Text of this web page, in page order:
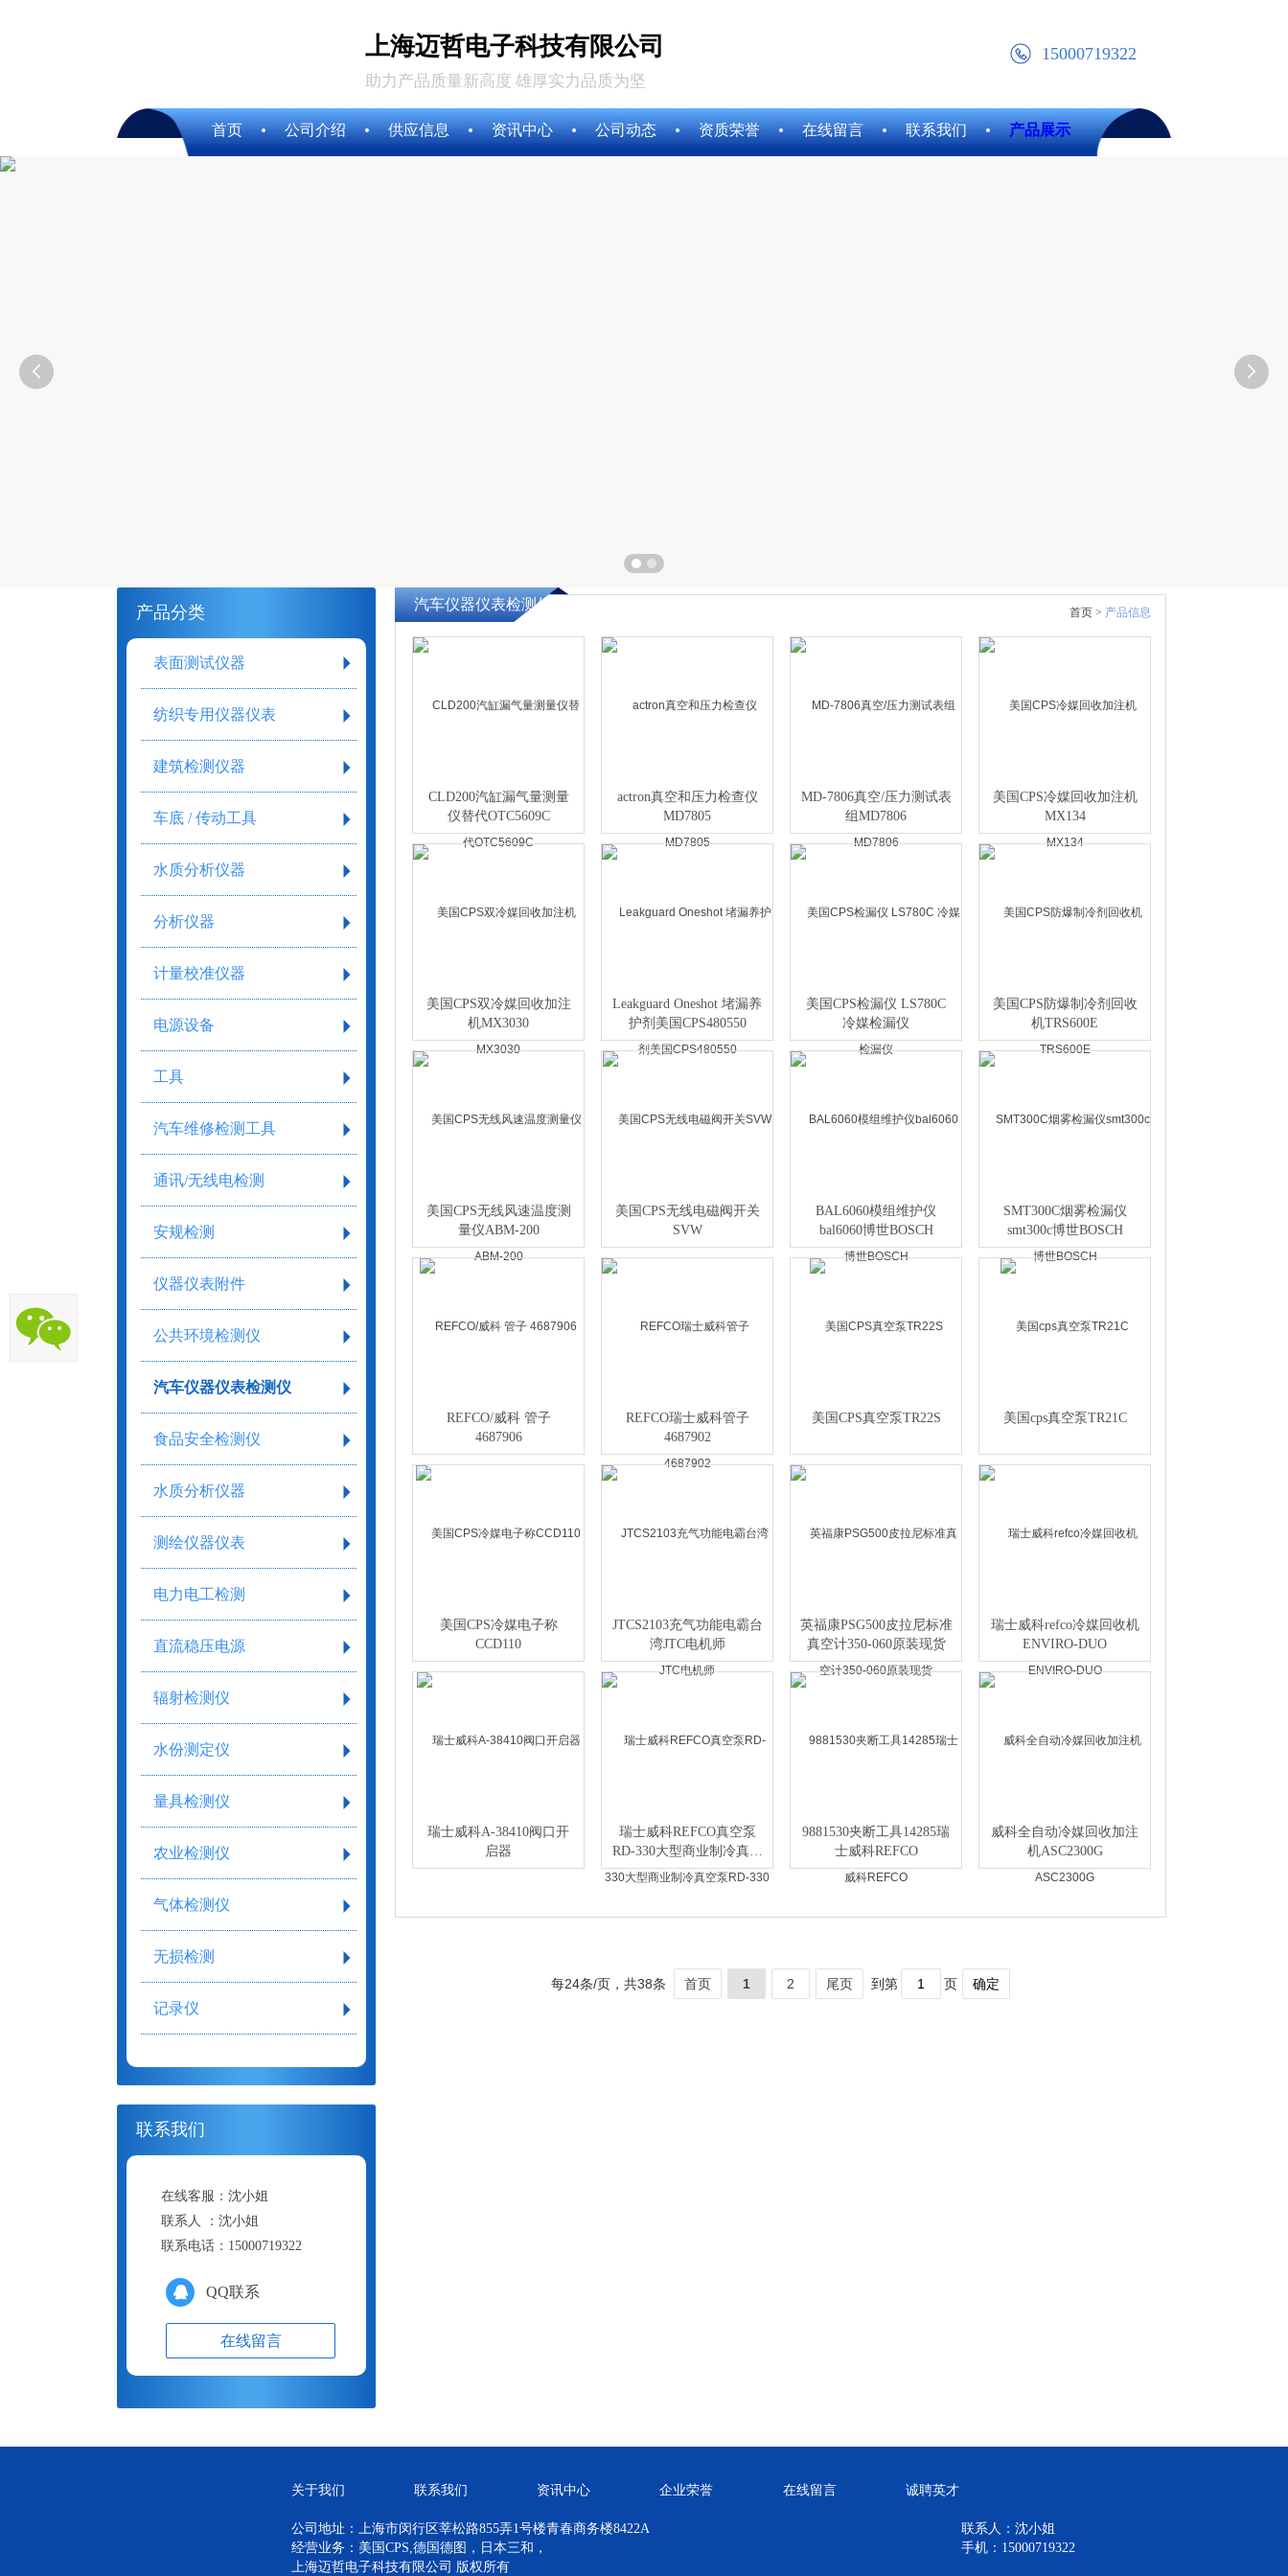
上海迈哲电子科技有限公司
助力产品质量新高度 雄厚实力品质为坚
15000719322
首页 公司介绍 供应信息 资讯中心 公司动态 资质荣誉 在线留言 联系我们 产品展示
 
产品分类
表面测试仪器
纺织专用仪器仪表
建筑检测仪器
车底 / 传动工具
水质分析仪器
分析仪器
计量校准仪器
电源设备
工具
汽车维修检测工具
通讯/无线电检测
安规检测
仪器仪表附件
公共环境检测仪
汽车仪器仪表检测仪
食品安全检测仪
水质分析仪器
测绘仪器仪表
电力电工检测
直流稳压电源
辐射检测仪
水份测定仪
量具检测仪
农业检测仪
气体检测仪
无损检测
记录仪
联系我们
在线客服： 沈小姐
联系人 ： 沈小姐
联系电话： 15000719322
QQ联系
在线留言
汽车仪器仪表检测仪 首页 > 产品信息
CLD200汽缸漏气量测量
仪替代OTC5609C
actron真空和压力检查仪
MD7805
MD-7806真空/压力测试表
组MD7806
美国CPS冷媒回收加注机
MX134
美国CPS双冷媒回收加注
机MX3030
Leakguard Oneshot 堵漏养
护剂美国CPS480550
美国CPS检漏仪 LS780C
冷媒检漏仪
美国CPS防爆制冷剂回收
机TRS600E
美国CPS无线风速温度测
量仪ABM-200
美国CPS无线电磁阀开关
SVW
BAL6060模组维护仪
bal6060博世BOSCH
SMT300C烟雾检漏仪
smt300c博世BOSCH
REFCO/威科 管子
4687906
REFCO瑞士威科管子
4687902
美国CPS真空泵TR22S 美国cps真空泵TR21C
美国CPS冷媒电子称
CCD110
JTCS2103充气功能电霸台
湾JTC电机师
英福康PSG500皮拉尼标准
真空计350-060原装现货
瑞士威科refco冷媒回收机
ENVIRO-DUO
瑞士威科A-38410阀口开
启器
瑞士威科REFCO真空泵
RD-330大型商业制冷真空
泵RD-330
9881530夹断工具14285瑞
士威科REFCO
威科全自动冷媒回收加注
机ASC2300G
每24条/页，共38条 首页 1 2 尾页 到第 页 确定
关于我们 联系我们 资讯中心 企业荣誉 在线留言 诚聘英才
公司地址：上海市闵行区莘松路855弄1号楼青春商务楼8422A
经营业务：美国CPS,德国德图，日本三和，
上海迈哲电子科技有限公司 版权所有
联系人：沈小姐
手机：15000719322